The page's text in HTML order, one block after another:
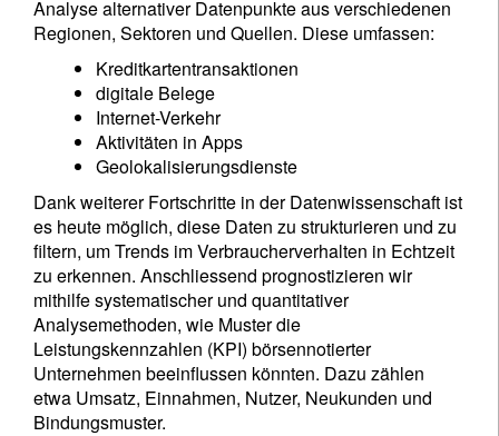
Analyse alternativer Datenpunkte aus verschiedenen
Regionen, Sektoren und Quellen. Diese umfassen:
Kreditkartentransaktionen
digitale Belege
Internet-Verkehr
Aktivitäten in Apps
Geolokalisierungsdienste
Dank weiterer Fortschritte in der Datenwissenschaft ist
es heute möglich, diese Daten zu strukturieren und zu
filtern, um Trends im Verbraucherverhalten in Echtzeit
zu erkennen. Anschliessend prognostizieren wir
mithilfe systematischer und quantitativer
Analysemethoden, wie Muster die
Leistungskennzahlen (KPI) börsennotierter
Unternehmen beeinflussen könnten. Dazu zählen
etwa Umsatz, Einnahmen, Nutzer, Neukunden und
Bindungsmuster.